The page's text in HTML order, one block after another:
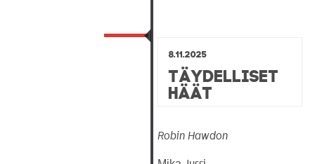
8.11.2025
Täydelliset
häät
Robin Hawdon